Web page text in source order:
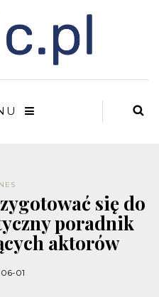
się do
poradnik
aktorów
01